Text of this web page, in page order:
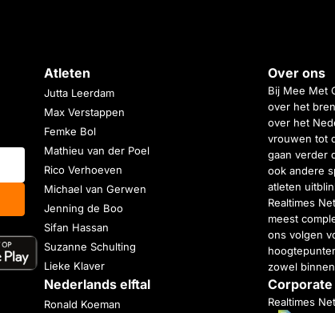
Atleten
Jutta Leerdam
Max Verstappen
Femke Bol
Mathieu van der Poel
Rico Verhoeven
Michael van Gerwen
Jenning de Boo
Sifan Hassan
Suzanne Schulting
Lieke Klaver
Nederlands elftal
Ronald Koeman
Over ons
Bij Mee Met
over het
over het
vrouwen tot
gaan verder
ook andere
atleten
Realtimes
meest
ons volgen
zowel
Corporate
Realtimes